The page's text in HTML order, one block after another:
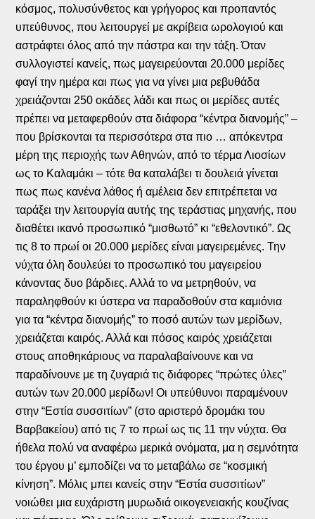
κόσμος, πολυσύνθετος και γρήγορος και προπαντός
υπεύθυνος, που λειτουργεί με ακρίβεια ωρολογιού και
αστράφτει όλος από την πάστρα και την τάξη. Όταν
συλλογιστεί κανείς, πως μαγειρεύονται 20.000 μερίδες
φαγί την ημέρα και πως για να γίνει μια ρεβυθάδα
χρειάζονται 250 οκάδες λάδι και πως οι μερίδες αυτές
πρέπει να μεταφερθούν στα διάφορα “κέντρα διανομής” –
που βρίσκονται τα περισσότερα στα πιο … απόκεντρα
μέρη της περιοχής των Αθηνών, από το τέρμα Λιοσίων
ως το Καλαμάκι – τότε θα καταλάβει τι δουλειά γίνεται
πως πως κανένα λάθος ή αμέλεια δεν επιτρέπεται να
ταράξει την λειτουργία αυτής της τεράστιας μηχανής, που
διαθέτει ικανό προσωπικό “μισθωτό” κι “εθελοντικό”. Ως
τις 8 το πρωί οι 20.000 μερίδες είναι μαγειρεμένες. Την
νύχτα όλη δουλεύει το προσωπικό του μαγειρείου
κάνοντας δυο βάρδιες. Αλλά το να μετρηθούν, να
παραληφθούν κι ύστερα να παραδοθούν στα καμιόνια
για τα “κέντρα διανομής” το ποσό αυτών των μερίδων,
χρειάζεται καιρός. Αλλά και πόσος καιρός χρειάζεται
στους αποθηκάριους να παραλαβαίνουνε και να
παραδίνουνε με τη ζυγαριά τις διάφορες “πρώτες ύλες”
αυτών των 20.000 μερίδων! Οι υπεύθυνοι παραμένουν
στην “Εστία συσσιτίων” (στο αριστερό δρομάκι του
Βαρβακείου) από τις 7 το πρωί ως τις 11 την νύχτα. Θα
ήθελα πολύ να αναφέρω μερικά ονόματα, μα η σεμνότητα
του έργου μ’ εμποδίζει να το μεταβάλω σε “κοσμική
κίνηση”. Μόλις μπει κανείς στην “Εστία συσσιτίων”
νοιώθει μια ευχάριστη μυρωδιά οικογενειακής κουζίνας